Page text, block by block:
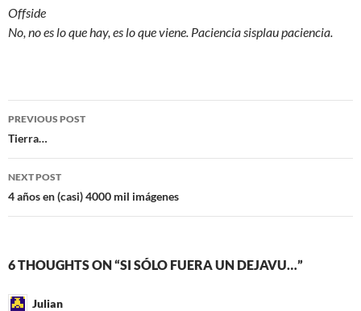
Offside
No, no es lo que hay, es lo que viene. Paciencia sisplau paciencia.
Post
navigation
PREVIOUS POST
Tierra…
NEXT POST
4 años en (casi) 4000 mil imágenes
6 THOUGHTS ON “SI SÓLO FUERA UN DEJAVU…”
Julian